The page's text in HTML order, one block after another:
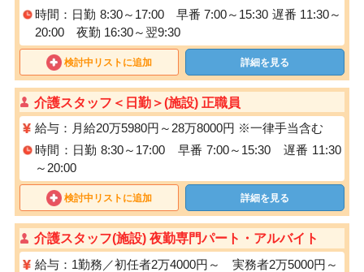
時間：日勤 8:30～17:00 早番 7:00～15:30 遅番 11:30～
20:00 夜勤 16:30～翌9:30
検討中リストに追加 詳細を見る
介護スタッフ＜日勤＞(施設) 正職員
給与：月給20万5980円～28万8000円 ※一律手当含む
時間：日勤 8:30～17:00 早番 7:00～15:30 遅番 11:30
～20:00
検討中リストに追加 詳細を見る
介護スタッフ(施設) 夜勤専門パート・アルバイト
給与：1勤務／初任者2万4000円～ 実務者2万5000円～